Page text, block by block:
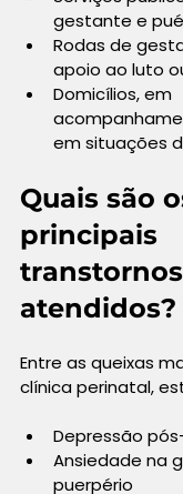
gestante e
Rodas de
apoio ao luto
Domicílios, em
em situações
Quais são
principais
transtornos
atendidos?
Entre as queixas
clínica perinatal,
Depressão
Ansiedade na
puerpério